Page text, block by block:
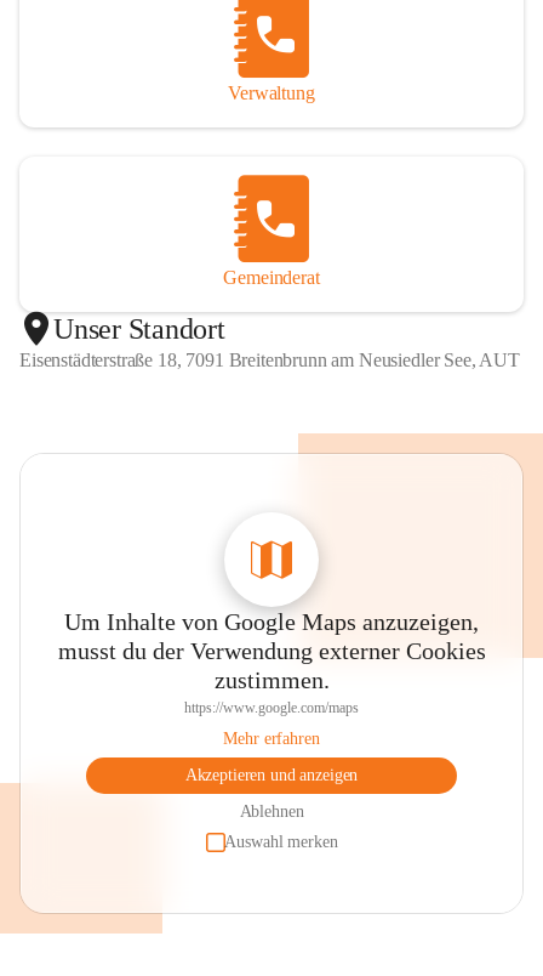
Verwaltung
Gemeinderat
Unser Standort
Eisenstädterstraße 18, 7091 Breitenbrunn am Neusiedler See, AUT
Um Inhalte von Google Maps anzuzeigen,
musst du der Verwendung externer Cookies
zustimmen.
https://www.google.com/maps
Mehr erfahren
Akzeptieren und anzeigen
Ablehnen
Auswahl merken